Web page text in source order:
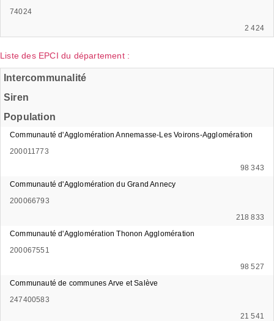
74024
2 424
Liste des EPCI du département :
Intercommunalité
Siren
Population
Communauté d'Agglomération Annemasse-Les Voirons-Agglomération
200011773
98 343
Communauté d'Agglomération du Grand Annecy
200066793
218 833
Communauté d'Agglomération Thonon Agglomération
200067551
98 527
Communauté de communes Arve et Salève
247400583
21 541